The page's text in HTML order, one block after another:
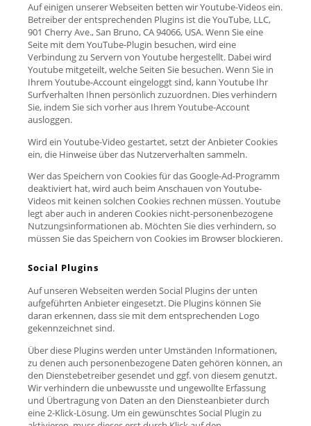
Auf einigen unserer Webseiten betten wir Youtube-Videos ein.
Betreiber der entsprechenden Plugins ist die YouTube, LLC,
901 Cherry Ave., San Bruno, CA 94066, USA. Wenn Sie eine
Seite mit dem YouTube-Plugin besuchen, wird eine
Verbindung zu Servern von Youtube hergestellt. Dabei wird
Youtube mitgeteilt, welche Seiten Sie besuchen. Wenn Sie in
Ihrem Youtube-Account eingeloggt sind, kann Youtube Ihr
Surfverhalten Ihnen persönlich zuzuordnen. Dies verhindern
Sie, indem Sie sich vorher aus Ihrem Youtube-Account
ausloggen.
Wird ein Youtube-Video gestartet, setzt der Anbieter Cookies
ein, die Hinweise über das Nutzerverhalten sammeln.
Wer das Speichern von Cookies für das Google-Ad-Programm
deaktiviert hat, wird auch beim Anschauen von Youtube-
Videos mit keinen solchen Cookies rechnen müssen. Youtube
legt aber auch in anderen Cookies nicht-personenbezogene
Nutzungsinformationen ab. Möchten Sie dies verhindern, so
müssen Sie das Speichern von Cookies im Browser blockieren.
Social Plugins
Auf unseren Webseiten werden Social Plugins der unten
aufgeführten Anbieter eingesetzt. Die Plugins können Sie
daran erkennen, dass sie mit dem entsprechenden Logo
gekennzeichnet sind.
Über diese Plugins werden unter Umständen Informationen,
zu denen auch personenbezogene Daten gehören können, an
den Dienstebetreiber gesendet und ggf. von diesem genutzt.
Wir verhindern die unbewusste und ungewollte Erfassung
und Übertragung von Daten an den Diensteanbieter durch
eine 2-Klick-Lösung. Um ein gewünschtes Social Plugin zu